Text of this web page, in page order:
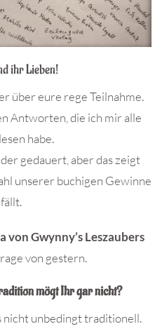
ihr Lieben!
über eure rege Teilnahme.
Antworten, die ich mir alle
habe.
gedauert, aber das zeigt
unserer buchigen Gewinne
von Gwynny’s Leszaubers
von gestern.
mögt Ihr gar nicht?
nicht unbedingt traditionell.